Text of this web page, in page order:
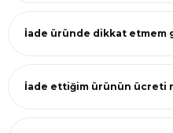
İade üründe dikkat etmem
İade ettiğim ürünün ücreti